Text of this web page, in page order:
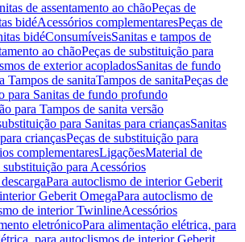
de assentamento ao chãoPeças de
bidéAcessórios complementaresPeças de
bidéConsumíveisSanitas e tampos de
ao chãoPeças de substituição para
de exterior acopladosSanitas de fundo
Tampos de sanitaTampos de sanitaPeças de
para Sanitas de fundo profundo
para Tampos de sanita versão
para Sanitas para criançasSanitas
criançasPeças de substituição para
complementaresLigaçõesMaterial de
substituição para Acessórios
Para autoclismo de interior Geberit
Geberit OmegaPara autoclismo de
de interior TwinlineAcessórios
eletrónicoPara alimentação elétrica, para
para autoclismos de interior Geberit